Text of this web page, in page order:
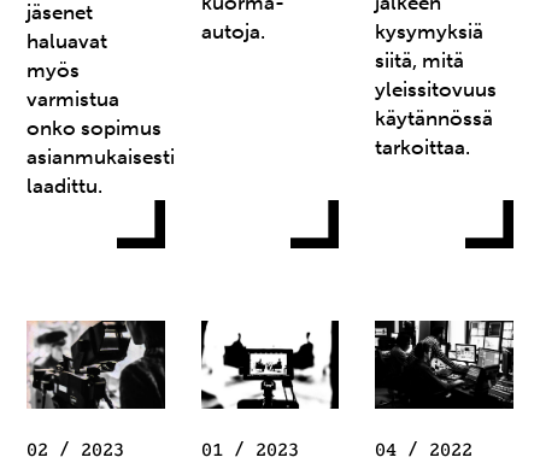
jäsenet
haluavat
myös
varmistua
onko sopimus
asianmukaisesti
laadittu.
autoja.
kysymyksiä
siitä, mitä
yleissitovuus
käytännössä
tarkoittaa.
02 / 2023 01 / 2023 04 / 2022